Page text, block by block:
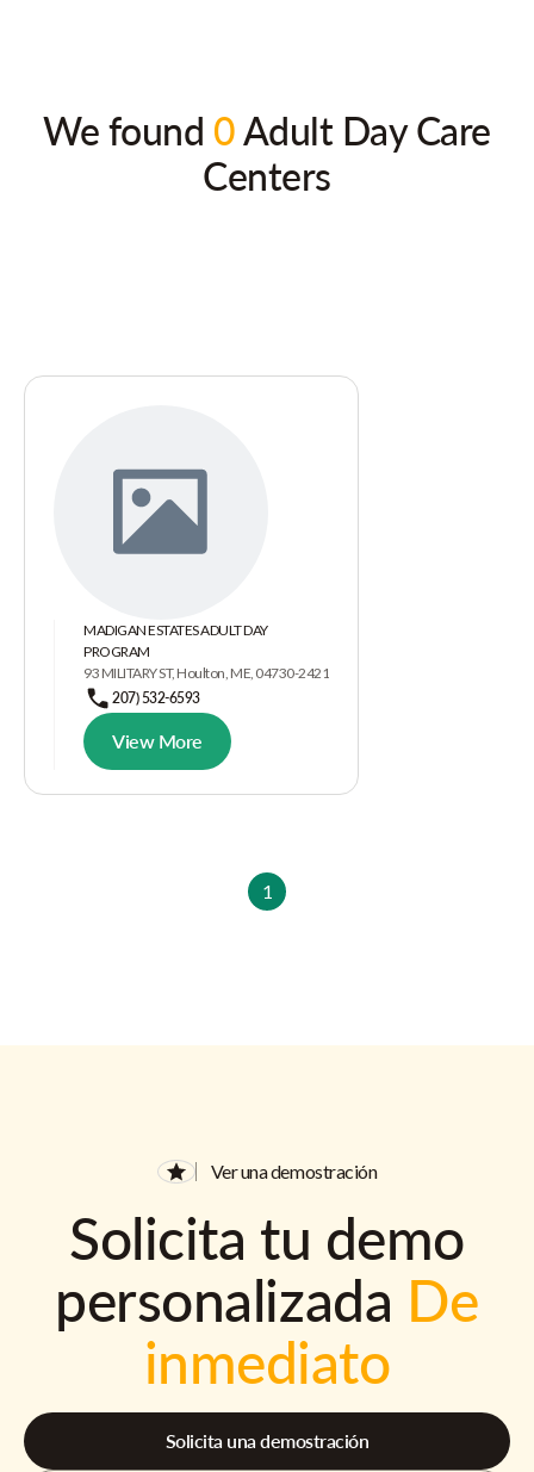
We found 0Adult Day Care
Centers
MADIGAN ESTATES ADULT DAY
PROGRAM
93 MILITARY ST, Houlton, ME, 04730-2421
207) 532-6593
View More
1
Ver una demostración
Solicita tu demo
personalizada De
inmediato
Solicita una demostración